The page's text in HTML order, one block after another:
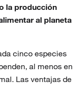
la producción
al planeta
cinco especies
al menos en
Las ventajas de